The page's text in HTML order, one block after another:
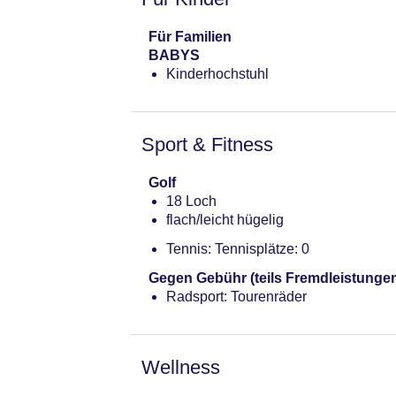
Für Familien
BABYS
Kinderhochstuhl
Sport & Fitness
Golf
18 Loch
flach/leicht hügelig
Tennis: Tennisplätze: 0
Gegen Gebühr (teils
Radsport: Tourenräder
Wellness